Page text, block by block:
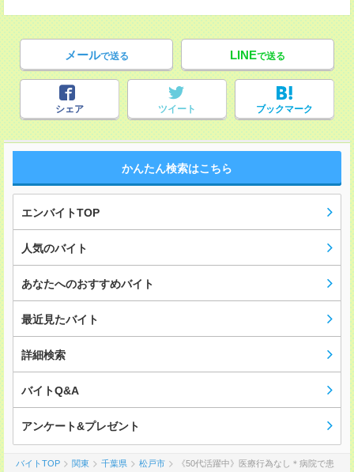
メールで送る LINEで送る
シェア ツイート ブックマーク
かんたん検索はこちら
エンバイトTOP
人気のバイト
あなたへのおすすめバイト
最近見たバイト
詳細検索
バイトQ&A
アンケート&プレゼント
バイトTOP 関東 千葉県 松戸市 《50代活躍中》医療行為なし＊病院で患